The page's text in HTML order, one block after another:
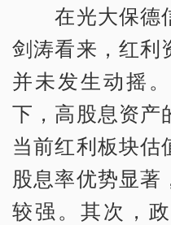
在光大保德
剑涛看来，红利
并未发生动摇
下，高股息资产
当前红利板块估
股息率优势显著
较强。其次，